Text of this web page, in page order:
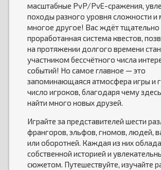
масштабные PvP/PvE-сражения,
походы разного уровня сложности и
многое другое! Вас ждёт тщательно
проработанная система квестов,
на протяжении долгого времени
участником бессчётного числа
событий! Но самое главное — это
запоминающаяся атмосфера игры и
число игроков, благодаря чему
найти много новых друзей.
Играйте за представителей шести
франгоров, эльфов, гномов, людей,
или оборотней. Каждая из них
собственной историей и
сюжетом. Путешествуйте, изучайте